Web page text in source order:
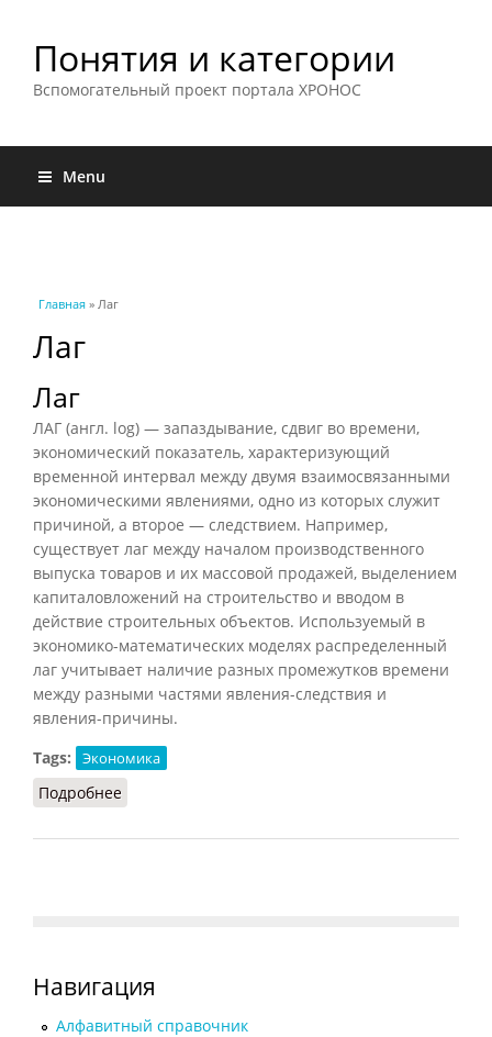
Понятия и категории
Вспомогательный проект портала ХРОНОС
Menu
Вы здесь
Главная » Лаг
Лаг
Лаг
ЛАГ (англ. log) — запаздывание, сдвиг во времени,
экономический показатель, характеризующий
временной интервал между двумя взаимосвязанными
экономическими явлениями, одно из которых служит
причиной, а второе — следствием. Например,
существует лаг между началом производственного
выпуска товаров и их массовой продажей, выделением
капиталовложений на строительство и вводом в
действие строительных объектов. Используемый в
экономико-математических моделях распределенный
лаг учитывает наличие разных промежутков времени
между разными частями явления-следствия и
явления-причины.
Tags:
Экономика
Подробнее
Навигация
Алфавитный справочник